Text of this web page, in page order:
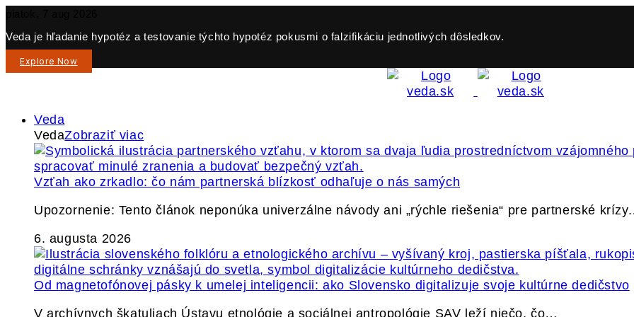
Veda je hľadanie hypotéz a testovanie týchto hypotéz pokusmi o falzifikáciu jednotlivých dôsledkov.
Explore Now
Veda
VedaZobraziť viac
Vzťah ako zrkadlo: čo nám partnerská blízkosť odhaľuje o nás samých
Upozornenie: Tento článok neponúka univerzálne návody ani „rýchle riešenia“ pre partnerské
6. augusta 2026
Od magnetofónovej pásky k umelej inteligencii: ako Slovensko digitalizuje svoje kultúrne dedičstvo
V archívnych škatuliach Ústavu etnológie a sociálnej antropológie SAV leží niečo, čo…